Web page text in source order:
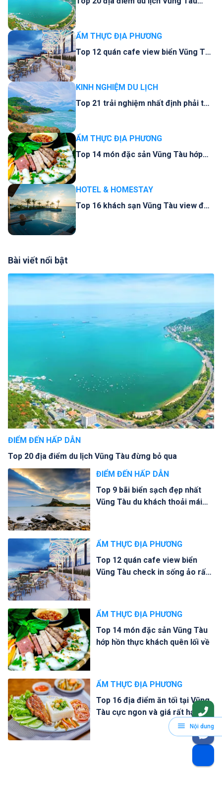
ẨM THỰC ĐỊA PHƯƠNG
Top 12 quán cafe view biển Vũng Tàu
KINH NGHIỆM DU LỊCH
Top 21 trải nghiệm nhất định phải thử
ẨM THỰC ĐỊA PHƯƠNG
Top 14 món đặc sản Vũng Tàu hớp
HOTEL & HOMESTAY
Top 16 khách sạn Vũng Tàu view đẹp
Nội dung
Bài viết nổi bật
ĐIỂM ĐẾN HẤP DẪN
Top 20 địa điểm du lịch Vũng Tàu đừng bỏ qua
ĐIỂM ĐẾN HẤP DẪN
Top 9 bãi biển sạch đẹp nhất
Vũng Tàu du khách thoải mái
ẨM THỰC ĐỊA PHƯƠNG
Top 12 quán cafe view biển
Vũng Tàu check in sống ảo rất
ẨM THỰC ĐỊA PHƯƠNG
Top 14 món đặc sản Vũng Tàu
hớp hồn thực khách quên lối về
ẨM THỰC ĐỊA PHƯƠNG
Top 16 địa điểm ăn tối tại Vũng
Tàu cực ngon và giá rất hạt dẻ